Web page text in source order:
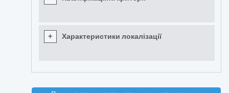
+ Характеристики локалізації